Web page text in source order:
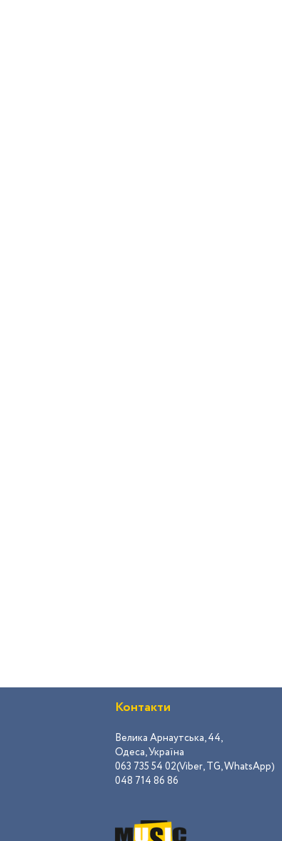
Контакти
Велика Арнаутська, 44,
Одеса, Україна
063 735 54 02(Viber, TG, WhatsApp)
048 714 86 86